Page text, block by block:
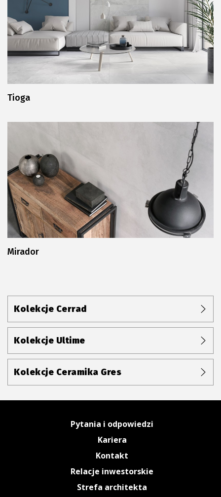
Tioga
Mirador
Kolekcje Cerrad
Kolekcje Ultime
Kolekcje Ceramika Gres
Pytania i odpowiedzi
Kariera
Kontakt
Relacje inwestorskie
Strefa architekta